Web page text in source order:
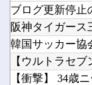
Powered by
ブログ更新停止
阪神タイガー
【衝撃】 34歳